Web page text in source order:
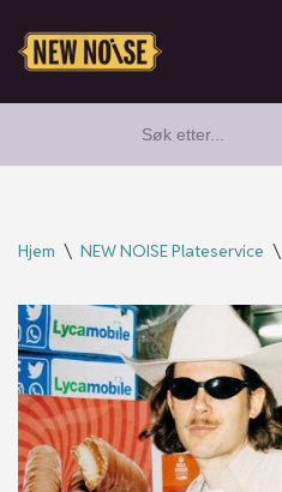
Hopp
for:
Hjem \ NEW NOISE Plateservice \